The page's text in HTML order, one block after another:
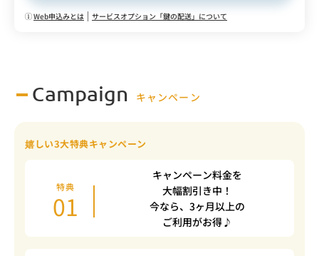
Web申込みとは サービスオプション「鍵の配送」について
Campaign キャンペーン
嬉しい3大特典キャンペーン
特典
01
キャンペーン料金を
大幅割引き中！
今なら、3ヶ月以上の
ご利用がお得♪